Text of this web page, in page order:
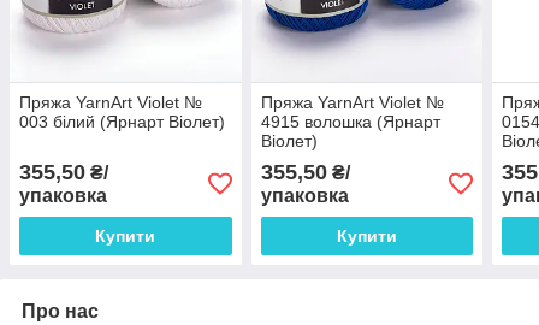
Пряжа YarnArt Violet №
003 білий (Ярнарт Віолет)
355,50 ₴/
упаковка
Купити
Пряжа YarnArt Violet №
4915 волошка (Ярнарт
Віолет)
355,50₴/
упаковка
Купити
Про нас